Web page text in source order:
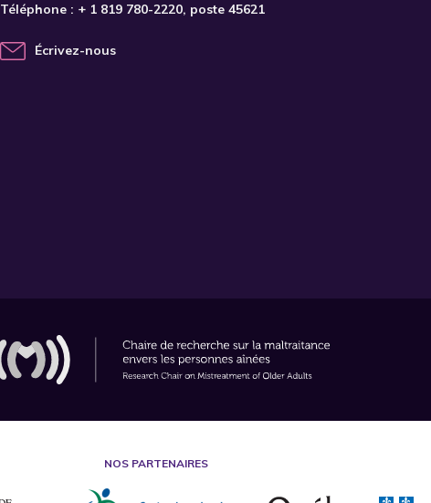
Téléphone : + 1 819 780-2220, poste 45621
Écrivez-nous
NOS PARTENAIRES